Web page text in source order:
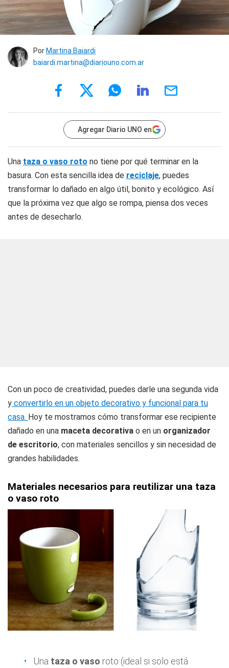
Por Martina Baiardi
baiardi.martina@diariouno.com.ar
Agregar Diario UNO en
Una taza o vaso roto no tiene por qué terminar en la
basura. Con esta sencilla idea de reciclaje, puedes
transformar lo dañado en algo útil, bonito y ecológico. Así
que la próxima vez que algo se rompa, piensa dos veces
antes de desecharlo.
Con un poco de creatividad, puedes darle una segunda vida
y convertirlo en un objeto decorativo y funcional para tu
casa. Hoy te mostramos cómo transformar ese recipiente
dañado en una maceta decorativa o en un organizador
de escritorio, con materiales sencillos y sin necesidad de
grandes habilidades.
Materiales necesarios para reutilizar una taza
o vaso roto
Una taza o vaso roto (ideal si solo está